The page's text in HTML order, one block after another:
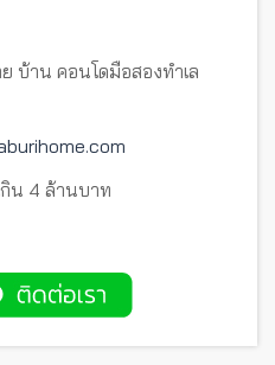
บ้าน คอนโดมือสองทำเล
กิน 4 ล้านบาท